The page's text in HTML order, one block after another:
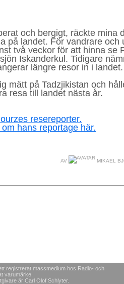
och bergigt, räckte mina
på landet. För vandrare och
två veckor för att hinna se
Iskanderkul. Tidigare
längre resor in i landet.
mätt på Tadzjikistan och
resa till landet nästa år.
resereporter.
hans reportage här.
AV MIKAEL
registrerat massmedium hos Radio- och
varumärke.
är Carl Olof Schlyter.